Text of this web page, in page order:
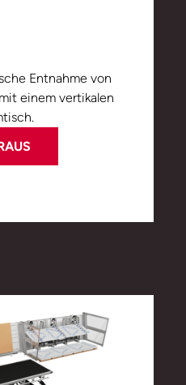
Entnahme von
einem vertikalen